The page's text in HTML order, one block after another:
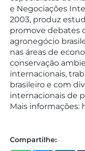
e Negociações
2003, produz
promove debates
agronegócio
nas áreas de
conservação
internacionais,
brasileiro e com
internacionais de
Mais informações:
Compartilhe: